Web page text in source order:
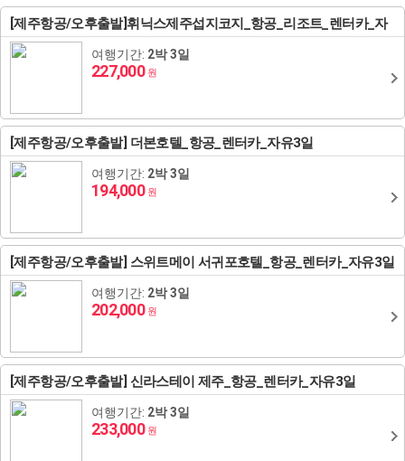
[제주항공/오후출발]휘닉스제주섭지코지_항공_리조트_렌터카_자
유3일
여행기간: 2박 3일
227,000 원
[제주항공/오후출발] 더본호텔_항공_렌터카_자유3일
여행기간: 2박 3일
194,000 원
[제주항공/오후출발] 스위트메이 서귀포호텔_항공_렌터카_자유3일
여행기간: 2박 3일
202,000 원
[제주항공/오후출발] 신라스테이 제주_항공_렌터카_자유3일
여행기간: 2박 3일
233,000 원